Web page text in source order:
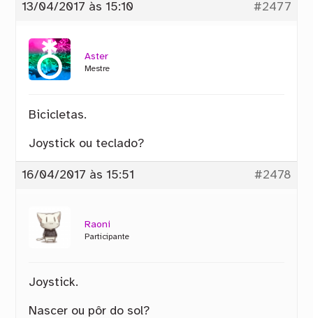
13/04/2017 às 15:10 #2477
Aster
Mestre
Bicicletas.
Joystick ou teclado?
16/04/2017 às 15:51 #2478
Raoni
Participante
Joystick.
Nascer ou pôr do sol?